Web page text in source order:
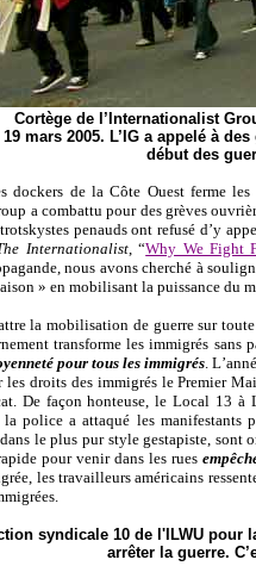
Cortège de l’Internationalist
19 mars 2005. L’IG a appelé à
début des
dockers de la Côte Ouest ferme
a combattu pour des grèves
penauds ont refusé d’y
Internationalist, “Why We Fight
nous avons cherché à
» en mobilisant la puissance du
la mobilisation de guerre sur
transforme les immigrés
pour tous les immigrés. L’
les droits des immigrés le Premier
De façon honteuse, le Local 13
police a attaqué les manifestants
le plus pur style gestapiste, sont
pour venir dans les rues
les travailleurs américains
syndicale 10 de l'ILWU pour
arrêter la guerre.